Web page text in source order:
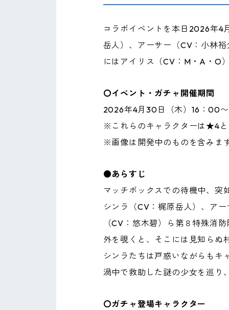
コラボイベントを本日2026年4
岳人）、アーサー（CV：小林
にはアイリス（CV：M・A・O
〇イベント・ガチャ開催期間
2026年4月30日（木）16：00
※これらのキャラクターは★4
※画像は開発中のものを含みま
●あらすじ
マッチボックスでの待機中、突
シンラ（CV：梶原岳人）、ア
（CV：悠木碧）ら第８特殊消
外を覗くと、そこには見知らぬ
シンラたちは戸惑いながらも
渦中で救助した謎の少女を巡り
〇ガチャ登場キャラクター